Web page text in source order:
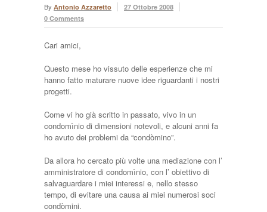
By Antonio Azzaretto
27 Ottobre 2008
0 Comments
Cari amici,
Questo mese ho vissuto delle esperienze che mi
hanno fatto maturare nuove idee riguardanti i nostri
progetti.
Come vi ho già scritto in passato, vivo in un
condomìnio di dimensioni notevoli, e alcuni anni fa
ho avuto dei problemi da “condòmino”.
Da allora ho cercato più volte una mediazione con l’
amministratore di condomìnio, con l’ obiettivo di
salvaguardare i miei interessi e, nello stesso
tempo, di evitare una causa ai miei numerosi soci
condòmini.